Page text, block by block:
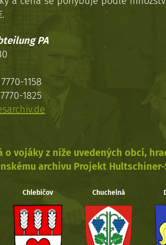
PA
1158
1825
o vojáky z níže uvedených obcí,
archivu Projekt
Chlebičov Chuchelná